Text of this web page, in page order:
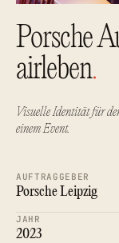
Porsche
airleben.
Visuelle Identität für
einem Event.
AUFTRAGGEBER
Porsche Leipzig
JAHR
2023